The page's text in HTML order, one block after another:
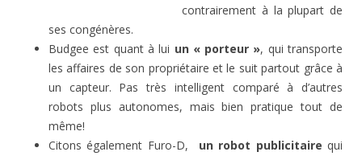
contrairement à la plupart de
ses congénères.
Budgee est quant à lui un « porteur », qui transporte
les affaires de son propriétaire et le suit partout grâce à
un capteur. Pas très intelligent comparé à d’autres
robots plus autonomes, mais bien pratique tout de
même!
Citons également Furo-D, un robot publicitaire qui